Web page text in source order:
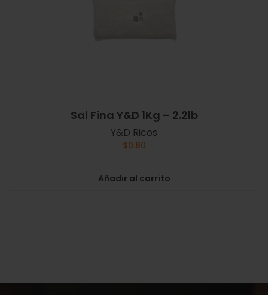
Sal Fina Y&D 1Kg – 2.2lb
Y&D Ricos
$0.80
Añadir al carrito